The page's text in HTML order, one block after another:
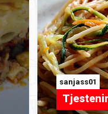
sanjass01